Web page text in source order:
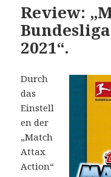
Review:
2021“.
Durch
das
Einstell
en der
„Match
Attax
Action“